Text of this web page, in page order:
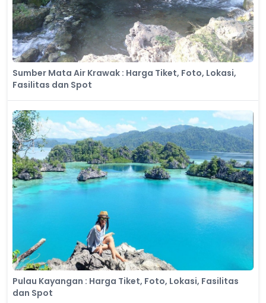
Sumber Mata Air Krawak : Harga Tiket, Foto, Lokasi,
Fasilitas dan Spot
Pulau Kayangan : Harga Tiket, Foto, Lokasi, Fasilitas
dan Spot